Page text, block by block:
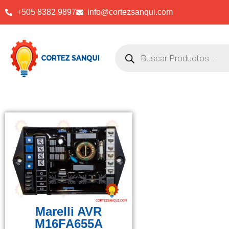
+505 8382 9897 info@cortezsanqui.com
Marelli AVR
M16FA655A